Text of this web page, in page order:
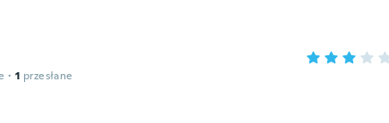
· 1 przesłane